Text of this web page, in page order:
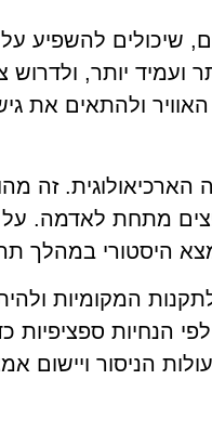
שיכולים להשפיע על
יותר, ולדרוש
ולהתאים את
זה
מתחת לאדמה.
היסטורי במהלך
המקומיות
הנחיות ספציפיות
הניסור ויישום